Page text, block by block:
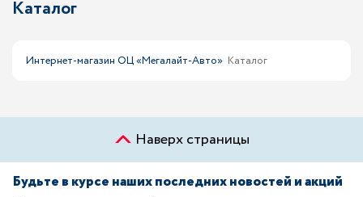
Каталог
Интернет-магазин ОЦ «Мегалайт-Авто» Каталог
Наверх страницы
Будьте в курсе наших последних новостей и акций